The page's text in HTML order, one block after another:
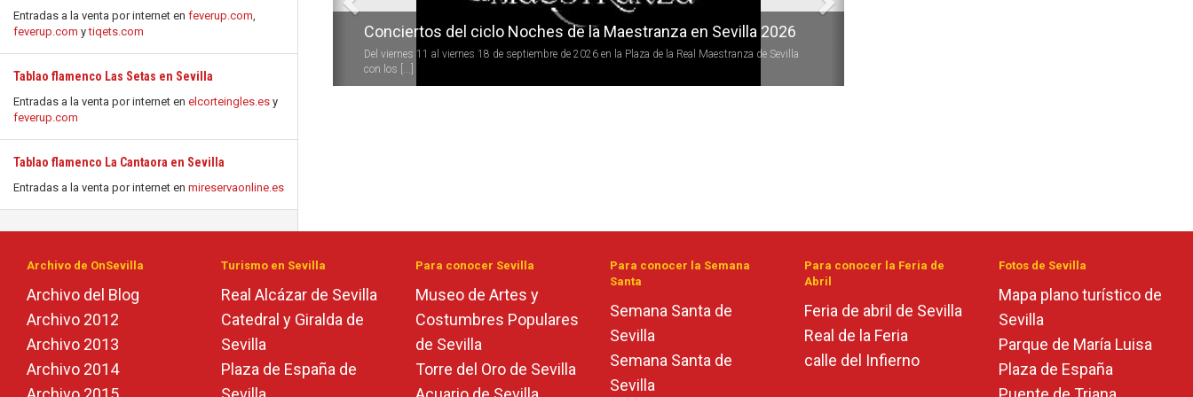
Entradas a la venta por internet en feverup.com,
feverup.com ytiqets.com
Tablao flamenco Las Setas en Sevilla
Entradas a la venta por internet en elcorteingles.es y
feverup.com
Tablao flamenco La Cantaora en Sevilla
Entradas a la venta por internet en mireservaonline.es
Conciertos del ciclo Noches de la Maestranza en Sevilla 2026
Del viernes 11 al viernes 18 de septiembre de 2026 en la Plaza de la Real Maestranza de Sevilla
con los [...]
Archivo de OnSevilla
Archivo del Blog
Archivo 2012
Archivo 2013
Archivo 2014
Turismo en Sevilla
Real Alcázar de Sevilla
Catedral y Giralda de
Sevilla
Plaza de España de
Para conocer Sevilla
Museo de Artes y
Costumbres Populares
de Sevilla
Torre del Oro de Sevilla
Para conocer la Semana
Santa
Semana Santa de
Sevilla
Semana Santa de
Sevilla
Para conocer la Feria de
Abril
Feria de abril de Sevilla
Real de la Feria
calle del Infierno
Fotos de Sevilla
Mapa plano turístico de
Sevilla
Parque de María Luisa
Plaza de España